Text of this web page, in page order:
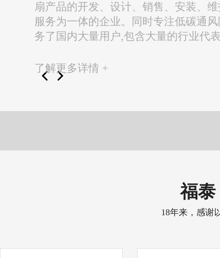
扇产品的开发、设计、销售、安装、
服务为一体的企业。同时专注低碳通
务了国内大量用户,包含大量的行业代
了解更多详情 +
福泰
18年来，感谢